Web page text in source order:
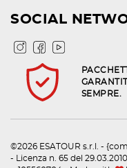
SOCIAL
SEMPRE.
©2026 ESATOUR s.r.l. -
- Licenza n. 65 del